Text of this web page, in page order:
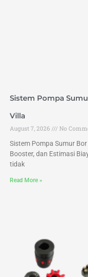
Sistem Pompa
Villa
August 7, 2026
No
Sistem Pompa Sumur
Booster, dan Estimasi
tidak
Read More »